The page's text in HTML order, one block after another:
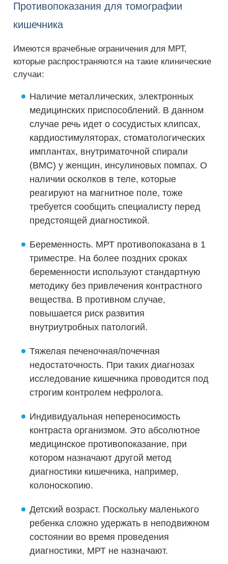
Противопоказания для томографии
кишечника
Имеются врачебные ограничения для МРТ,
которые распространяются на такие клинические
случаи:
Наличие металлических, электронных
медицинских приспособлений. В данном
случае речь идет о сосудистых клипсах,
кардиостимуляторах, стоматологических
имплантах, внутриматочной спирали
(ВМС) у женщин, инсулиновых помпах. О
наличии осколков в теле, которые
реагируют на магнитное поле, тоже
требуется сообщить специалисту перед
предстоящей диагностикой.
Беременность. МРТ противопоказана в 1
триместре. На более поздних сроках
беременности используют стандартную
методику без привлечения контрастного
вещества. В противном случае,
повышается риск развития
внутриутробных патологий.
Тяжелая печеночная/почечная
недостаточность. При таких диагнозах
исследование кишечника проводится под
строгим контролем нефролога.
Индивидуальная непереносимость
контраста организмом. Это абсолютное
медицинское противопоказание, при
котором назначают другой метод
диагностики кишечника, например,
колоноскопию.
Детский возраст. Поскольку маленького
ребенка сложно удержать в неподвижном
состоянии во время проведения
диагностики, МРТ не назначают.